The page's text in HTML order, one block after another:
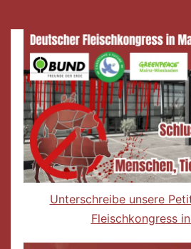
Unterschreibe unsere
Fleischkongress